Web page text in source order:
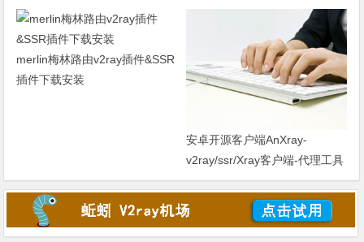
中心离线安装包”解决方法
merlin梅林路由v2ray插件&SSR
插件下载安装
安卓开源客户端AnXray-
v2ray/ssr/Xray客户端-代理工具